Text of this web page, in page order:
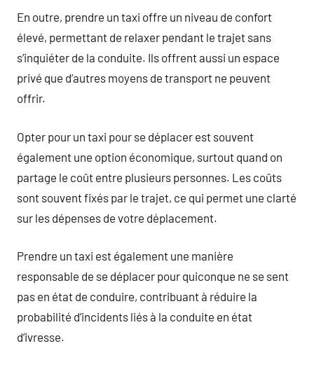
En outre, prendre un taxi offre un niveau de confort
élevé, permettant de relaxer pendant le trajet sans
s’inquiéter de la conduite. Ils offrent aussi un espace
privé que d’autres moyens de transport ne peuvent
offrir.
Opter pour un taxi pour se déplacer est souvent
également une option économique, surtout quand on
partage le coût entre plusieurs personnes. Les coûts
sont souvent fixés par le trajet, ce qui permet une clarté
sur les dépenses de votre déplacement.
Prendre un taxi est également une manière
responsable de se déplacer pour quiconque ne se sent
pas en état de conduire, contribuant à réduire la
probabilité d’incidents liés à la conduite en état
d’ivresse.